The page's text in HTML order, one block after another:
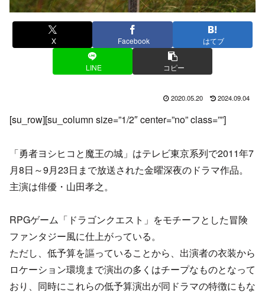
X Facebook はてブ
LINE コピー
2020.05.20 2024.09.04
[su_row][su_column size=”1/2″ center=”no” class=””]
「勇者ヨシヒコと魔王の城」はテレビ東京系列で2011年7
月8日～9月23日まで放送された金曜深夜のドラマ作品。
主演は俳優・山田孝之。
RPGゲーム「ドラゴンクエスト」をモチーフとした冒険
ファンタジー風に仕上がっている。
ただし、低予算を謳っていることから、出演者の衣装から
ロケーション環境まで演出の多くはチープなものとなって
おり、同時にこれらの低予算演出が同ドラマの特徴にもな